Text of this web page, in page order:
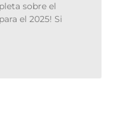
sobre el
el 2025! Si